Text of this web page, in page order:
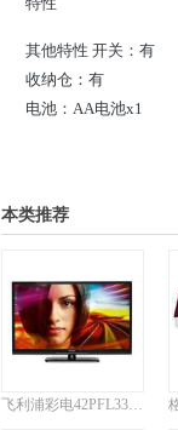
其他特性 开关：有
收纳仓：有
电池：AA电池x1
本类推荐
飞利浦彩电42PFL3320/T3